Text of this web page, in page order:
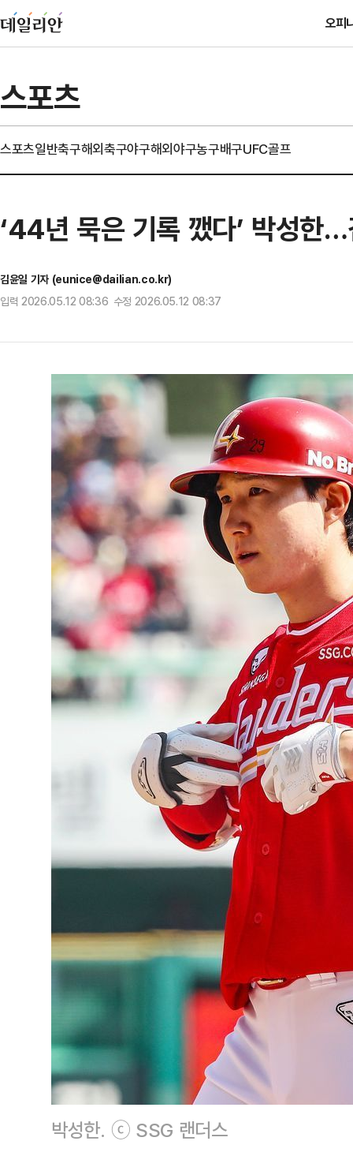
오피
스포츠
스포츠일반축구해외축구야구해외야구농구배구UFC골프
‘44년 묵은 기록 깼다’ 박성한
김윤일 기자 (eunice@dailian.co.kr)
입력 2026.05.12 08:36 수정 2026.05.12 08:37
박성한. ⓒ SSG 랜더스